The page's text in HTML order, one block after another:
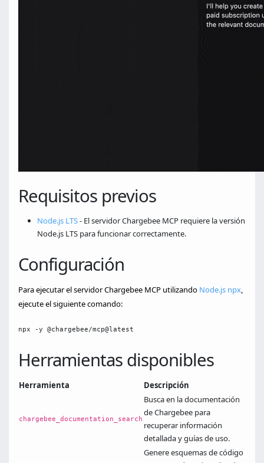
Requisitos previos
Node.js LTS- El servidor Chargebee MCP requiere la versión
Node.js LTS para funcionar correctamente.
Configuración
Para ejecutar el servidor Chargebee MCP utilizando Node.js npx,
ejecute el siguiente comando:
npx -y @chargebee/mcp@latest
Herramientas disponibles
Herramienta Descripción
chargebee_documentation_search
Busca en la documentación
de Chargebee para
recuperar información
detallada y guías de uso.
Genere esquemas de código